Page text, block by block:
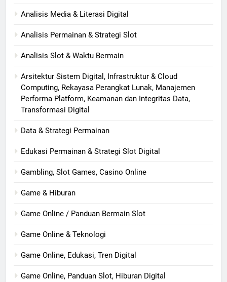
Analisis Media & Literasi Digital
Analisis Permainan & Strategi Slot
Analisis Slot & Waktu Bermain
Arsitektur Sistem Digital, Infrastruktur & Cloud
Computing, Rekayasa Perangkat Lunak, Manajemen
Performa Platform, Keamanan dan Integritas Data,
Transformasi Digital
Data & Strategi Permainan
Edukasi Permainan & Strategi Slot Digital
Gambling, Slot Games, Casino Online
Game & Hiburan
Game Online / Panduan Bermain Slot
Game Online & Teknologi
Game Online, Edukasi, Tren Digital
Game Online, Panduan Slot, Hiburan Digital